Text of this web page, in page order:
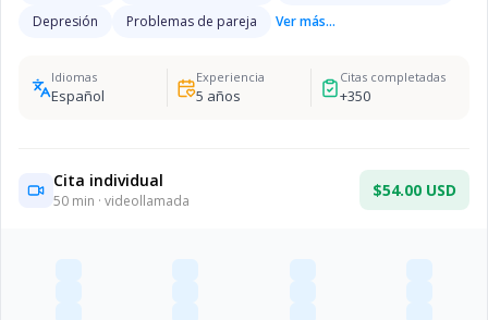
Depresión
Problemas de pareja Ver más...
Idiomas
Español
Experiencia
5 años
Citas completadas
+350
Cita individual
50 min · videollamada
$54.00 USD